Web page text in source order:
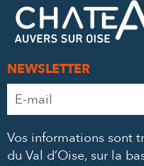
NEWSLETTER
Adresse
e-
*
Vos informations sont
du Val d’Oise, sur la